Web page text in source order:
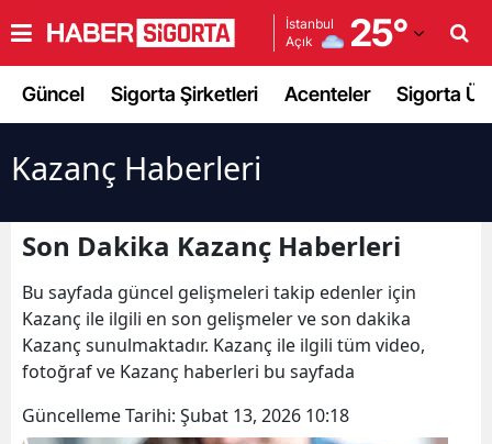
İstanbul
Açık
25°
Adana
Amasya
Ankara
Antalya
Artvin
Aydın
Güncel Sigorta Şirketleri Acenteler Sigorta
Kazanç Haberleri
Son Dakika Kazanç Haberleri
Bu sayfada güncel gelişmeleri takip edenler için
Kazanç ile ilgili en son gelişmeler ve son dakika
Kazanç sunulmaktadır. Kazanç ile ilgili tüm video,
fotoğraf ve Kazanç haberleri bu sayfada
Güncelleme Tarihi: Şubat 13, 2026 10:18